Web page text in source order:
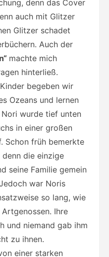
denn das Cover
auch mit Glitzer
Glitzer schadet
Auch der
machte mich
hinterließ.
begeben wir
Ozeans und lernen
wurde tief unten
in einer großen
Schon früh bemerkte
denn die einzige
seine Familie gemein
war Noris
so lang, wie
Ihre
und niemand gab ihm
zu ihnen.
einer starken